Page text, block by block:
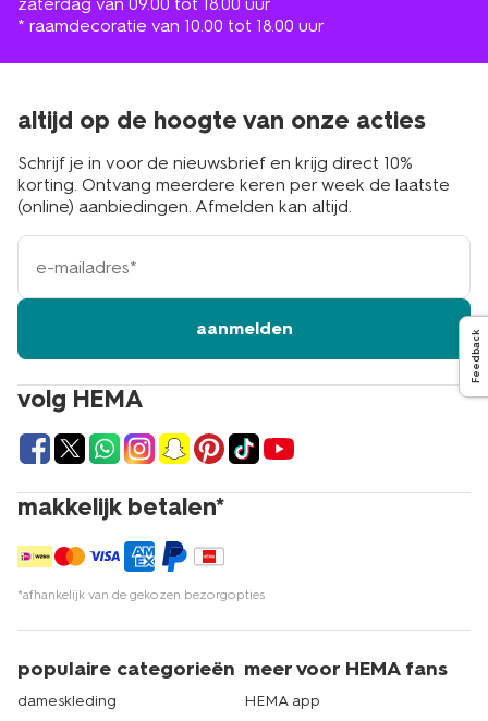
* raamdecoratie van 10.00 tot 18.00 uur
volg HEMA
makkelijk betalen*
*afhankelijk van de gekozen bezorgopties
altijd op de hoogte van onze acties
Schrijf je in voor de nieuwsbrief en krijg direct 10%
korting. Ontvang meerdere keren per week de laatste
(online) aanbiedingen. Afmelden kan altijd.
e-
mailadres
aanmelden
populaire categorieën
dameskleding
meer voor HEMA fans
HEMA app
Feedback